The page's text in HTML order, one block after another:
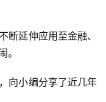
断延伸应用至金融、
。
向小编分享了近几年